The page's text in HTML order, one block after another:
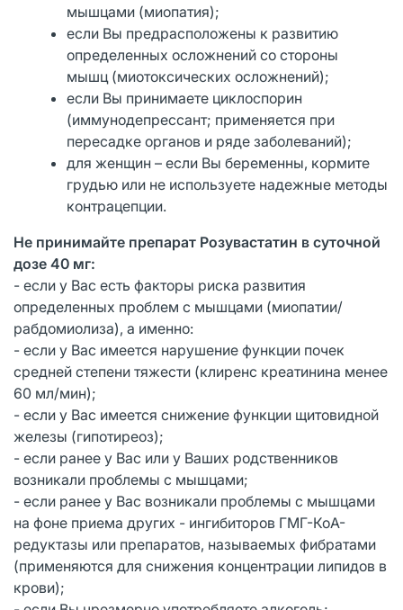
мышцами (миопатия);
если Вы предрасположены к развитию
определенных осложнений со стороны
мышц (миотоксических осложнений);
если Вы принимаете циклоспорин
(иммунодепрессант; применяется при
пересадке органов и ряде заболеваний);
для женщин – если Вы беременны, кормите
грудью или не используете надежные методы
контрацепции.
Не принимайте препарат Розувастатин в суточной
дозе 40 мг:
- если у Вас есть факторы риска развития
определенных проблем с мышцами (миопатии/
рабдомиолиза), а именно:
- если у Вас имеется нарушение функции почек
средней степени тяжести (клиренс креатинина менее
60 мл/мин);
- если у Вас имеется снижение функции щитовидной
железы (гипотиреоз);
- если ранее у Вас или у Ваших родственников
возникали проблемы с мышцами;
- если ранее у Вас возникали проблемы с мышцами
на фоне приема других - ингибиторов ГМГ-КоА-
редуктазы или препаратов, называемых фибратами
(применяются для снижения концентрации липидов в
крови);